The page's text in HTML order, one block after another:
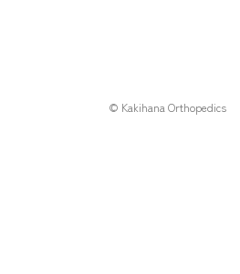
© Kakihana Orthopedics